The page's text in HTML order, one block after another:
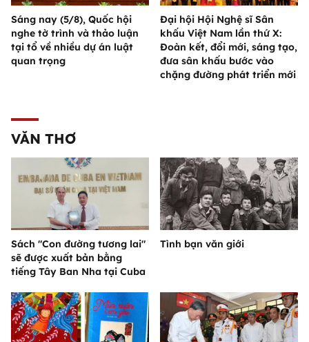
Sáng nay (5/8), Quốc hội
nghe tờ trình và thảo luận
tại tổ về nhiều dự án luật
quan trọng
Đại hội Hội Nghệ sĩ Sân
khấu Việt Nam lần thứ X:
Đoàn kết, đổi mới, sáng tạo,
đưa sân khấu bước vào
chặng đường phát triển mới
VĂN THƠ
Sách "Con đường tương lai"
sẽ được xuất bản bằng
tiếng Tây Ban Nha tại Cuba
Tình bạn văn giới